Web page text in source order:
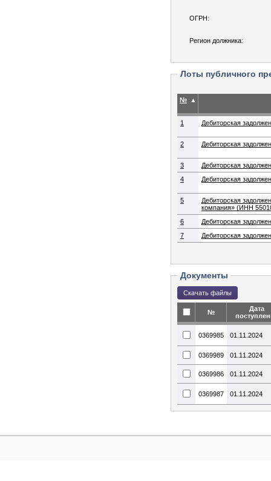
ОГРН:
Регион должника:
Лоты публичного
№ ▲
1 Дебиторская
2 Дебиторская
3
Дебиторская
4
Дебиторская
5
Дебиторская
компания» (ИНН
6
Дебиторская
7
Дебиторская
Документы
№
Дата
0369985 01.11.2024
0369989 01.11.2024
0369986 01.11.2024
0369987 01.11.2024